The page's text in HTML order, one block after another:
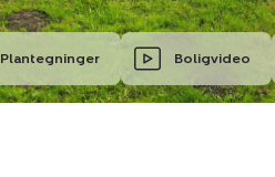
Plantegninger Boligvideo